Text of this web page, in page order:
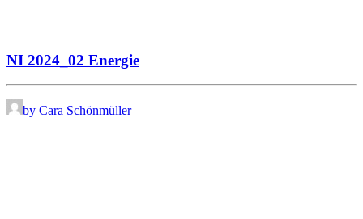
NI 2024_02 Energie
by Cara Schönmüller